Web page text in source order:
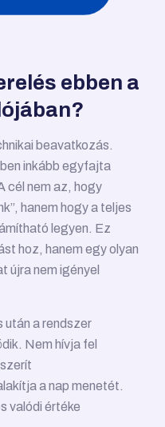
ebben a
beavatkozás.
inkább egyfajta
cél nem az, hogy
hanem hogy a teljes
legyen. Ez
hoz, hanem egy olyan
újra nem igényel
a rendszer
Nem hívja fel
a nap menetét.
valódi értéke